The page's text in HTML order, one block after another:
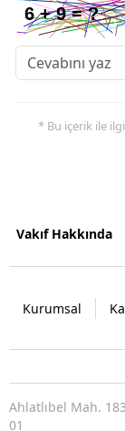
* Bu içerik ile
Vakıf Hakkında
Kurumsal
Ahlatlıbel Mah.
01